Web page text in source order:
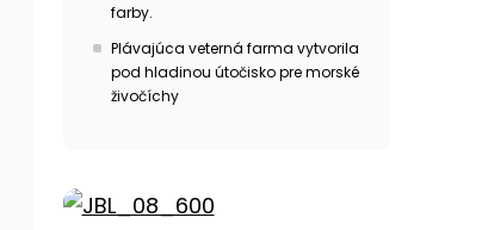
farby.
Plávajúca veterná farma vytvorila
pod hladinou útočisko pre morské
živočíchy